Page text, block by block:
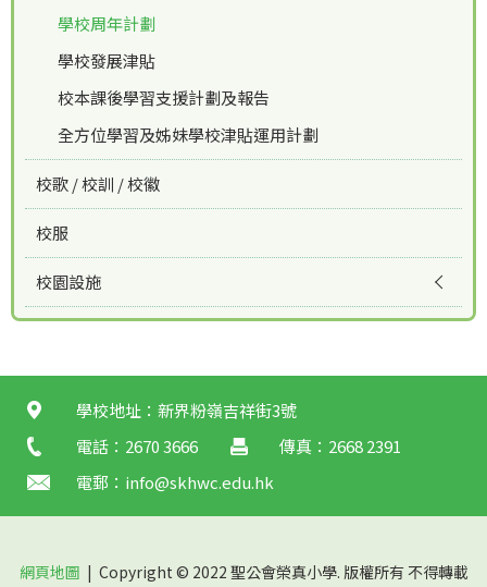
學校周年計劃
學校發展津貼
校本課後學習支援計劃及報告
全方位學習及姊妹學校津貼運用計劃
校歌 / 校訓 / 校徽
校服
校園設施
學校地址：新界粉嶺吉祥街3號
電話：2670 3666
傳真：2668 2391
電郵： info@skhwc.edu.hk
網頁地圖 | Copyright © 2022 聖公會榮真小學. 版權所有 不得轉載